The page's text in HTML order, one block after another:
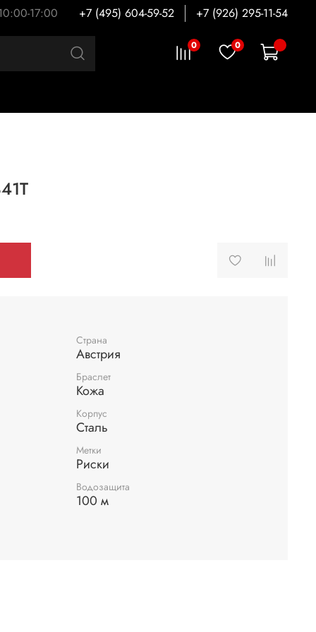
17:00 +7 (495) 604-59-52 +7 (926) 295-11-54
0 0
Страна
Австрия
Браслет
Кожа
Корпус
Сталь
Метки
Риски
Водозащита
100 м